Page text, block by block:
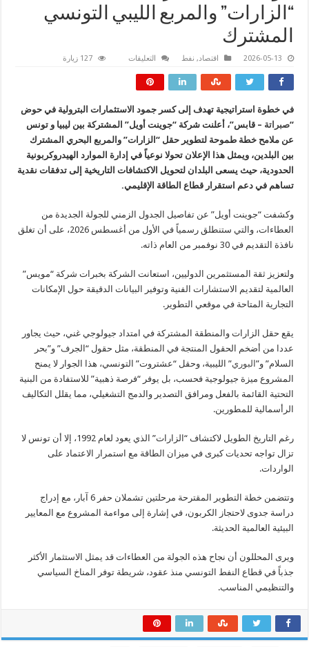
“الزارات” والمربع الليبي التونسي
المشترك
2026-05-13 اقتصاد, نفط التعليقات
والمربع
الليبي
التونسي
المشترك
مغلقة
127 زيارة
في خطوة استراتيجية تهدف إلى كسر جمود الاستثمارات البترولية في حوض
“صبراتة – قابس”، أعلنت شركة “جوينت أويل” المشتركة بين ليبيا و تونس
عن ملامح خطة طموحة لتطوير حقل “الزارات” والمربع البحري المشترك
بين البلدين، ويمثل هذا الإعلان تحولا نوعياً في إدارة الموارد الهيدروكربونية
الحدودية، حيث يسعى البلدان لتحويل الاكتشافات التاريخية إلى تدفقات نقدية
تساهم في دعم استقرار قطاع الطاقة الإقليمي.
وكشفت “جوينت أويل” عن تفاصيل الجدول الزمني للجولة الجديدة من
العطاءات، والتي ستنطلق رسمياً في الأول من أغسطس 2026، على أن تغلق
نافذة التقديم في 30 نوفمبر من العام ذاته.
ولتعزيز ثقة المستثمرين الدوليين، استعانت الشركة بخبرات شركة “مويس”
العالمية لتقديم الاستشارات الفنية وتوفير البيانات الدقيقة حول الإمكانات
التجارية المتاحة في موقعي التطوير.
يقع حقل الزارات والمنطقة المشتركة في امتداد جيولوجي غني، حيث يجاور
عددا من أضخم الحقول المنتجة في المنطقة، مثل حقول “الجرف” و”بحر
السلام” و”البوري” الليبية، وحقل “عشتروت” التونسي، هذا الجوار لا يمنح
المشروع ميزة جيولوجية فحسب، بل يوفر “فرصة ذهبية” للاستفادة من البنية
التحتية القائمة بالفعل ومرافق التصدير والدمج التشغيلي، مما يقلل التكاليف
الرأسمالية للمطورين.
رغم التاريخ الطويل لاكتشاف “الزارات” الذي يعود لعام 1992، إلا أن تونس لا
تزال تواجه تحديات كبرى في ميزان الطاقة مع استمرار الاعتماد على
الواردات.
وتتضمن خطة التطوير المقترحة مرحلتين تشملان حفر 6 آبار، مع إدراج
دراسة جدوى لاحتجاز الكربون، في إشارة إلى مواءمة المشروع مع المعايير
البيئية العالمية الحديثة.
ويرى المحللون أن نجاح هذه الجولة من العطاءات قد يمثل الاستثمار الأكثر
جذباً في قطاع النفط التونسي منذ عقود، شريطة توفر المناخ السياسي
والتنظيمي المناسب.